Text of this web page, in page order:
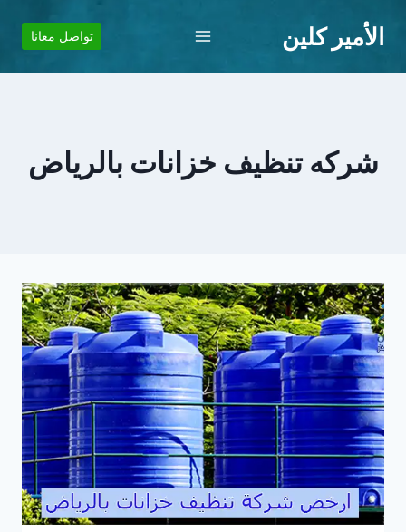
الأمير كلين تواصل معانا
شركه تنظيف خزانات بالرياض